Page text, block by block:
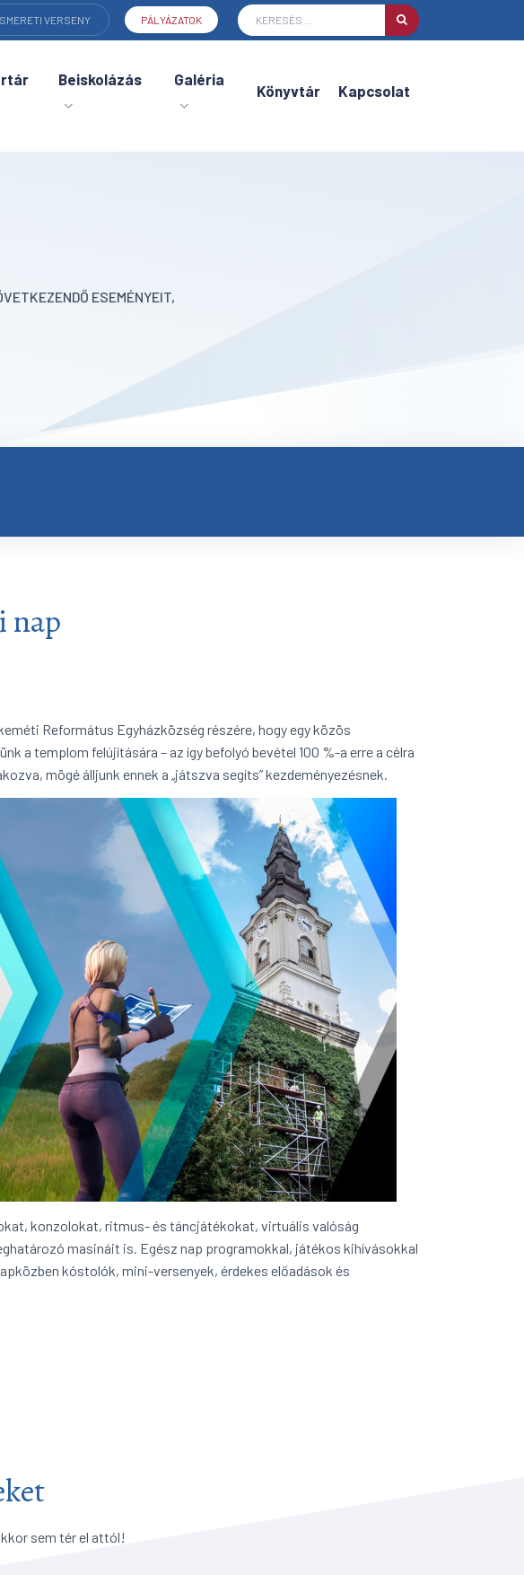
VERSENY PÁLYÁZATOK
Beiskolázás Galéria
Könyvtár Kapcsolat
ESEMÉNYEIT,
nap
Református Egyházközség részére, hogy egy közös
a templom felújítására – az így befolyó bevétel 100 %-a erre a célra
mögé álljunk ennek a „játszva segíts” kezdeményezésnek.
konzolokat, ritmus- és táncjátékokat, virtuális valóság
masináit is. Egész nap programokkal, játékos kihívásokkal
kóstolók, mini-versenyek, érdekes előadások és
sem tér el attól!